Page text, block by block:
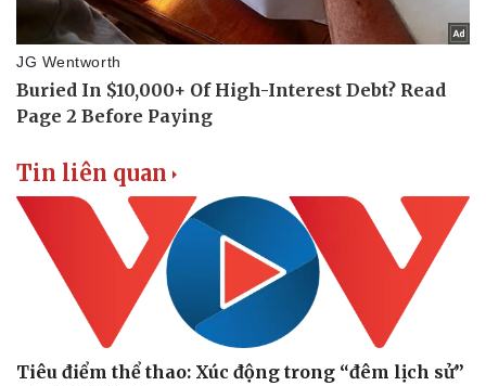
Tin liên quan
Tiêu điểm thể thao: Xúc động trong “đêm lịch sử”